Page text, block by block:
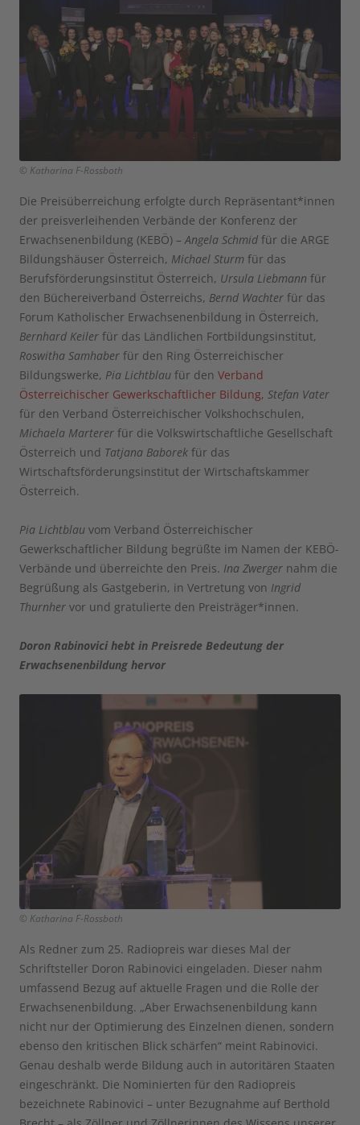
© Katharina F-Rossboth
Die Preisüberreichung erfolgte durch Repräsentant*innen
der preisverleihenden Verbände der Konferenz der
Erwachsenenbildung (KEBÖ) –Angela Schmid für die ARGE
Bildungshäuser Österreich, Michael Sturm für das
Berufsförderungsinstitut Österreich, Ursula Liebmann für
den Büchereiverband Österreichs, Bernd Wachter für das
Forum Katholischer Erwachsenenbildung in Österreich,
Bernhard Keiler für das Ländlichen Fortbildungsinstitut,
Roswitha Samhaber für den Ring Österreichischer
Bildungswerke, Pia Lichtblau für den Verband
Österreichischer Gewerkschaftlicher Bildung, Stefan Vater
für den Verband Österreichischer Volkshochschulen,
Michaela Marterer für die Volkswirtschaftliche Gesellschaft
Österreich und Tatjana Baborek für das
Wirtschaftsförderungsinstitut der Wirtschaftskammer
Österreich.
Pia Lichtblau vom Verband Österreichischer
Gewerkschaftlicher Bildung begrüßte im Namen der KEBÖ-
Verbände und überreichte den Preis. Ina Zwerger nahm die
Begrüßung als Gastgeberin, in Vertretung von Ingrid
Thurnher vor und gratulierte den Preisträger*innen.
Doron Rabinovici hebt in Preisrede Bedeutung der
Erwachsenenbildung hervor
© Katharina F-Rossboth
Als Redner zum 25. Radiopreis war dieses Mal der
Schriftsteller Doron Rabinovici eingeladen. Dieser nahm
umfassend Bezug auf aktuelle Fragen und die Rolle der
Erwachsenenbildung. „Aber Erwachsenenbildung kann
nicht nur der Optimierung des Einzelnen dienen, sondern
ebenso den kritischen Blick schärfen“ meint Rabinovici.
Genau deshalb werde Bildung auch in autoritären Staaten
eingeschränkt. Die Nominierten für den Radiopreis
bezeichnete Rabinovici – unter Bezugnahme auf Berthold